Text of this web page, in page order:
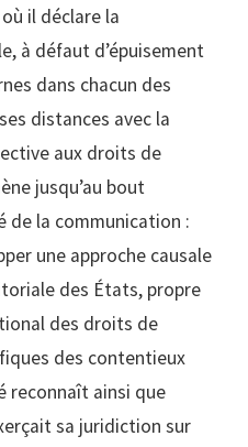
il déclare la
à défaut d’épuisement
dans chacun des
distances avec la
aux droits de
jusqu’au bout
de la communication :
une approche causale
des États, propre
des droits de
des contentieux
reconnaît ainsi que
sa juridiction sur